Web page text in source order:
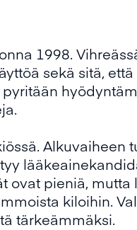
1998.
sekä sitä,
Alkuvaiheen
ovat pieniä, mutta
kiloihin.
tärkeämmäksi.